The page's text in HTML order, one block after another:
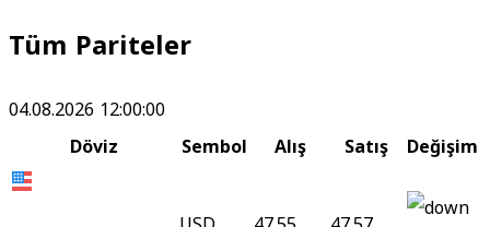
Tüm Pariteler
04.08.2026 12:00:00
Döviz
Sembol Alış Satış Değişim